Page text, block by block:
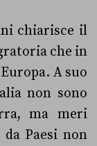
chiarisce il
che in
A suo
non sono
ma meri
Paesi non